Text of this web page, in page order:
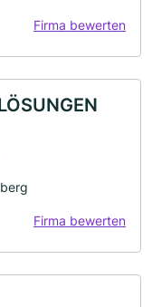
Firma bewerten
Firma bewerten